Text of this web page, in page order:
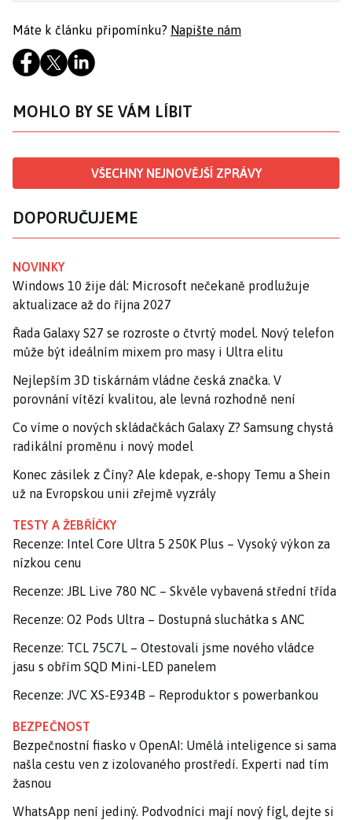
Máte k článku připomínku? Napište nám
MOHLO BY SE VÁM LÍBIT
VŠECHNY NEJNOVĚJŠÍ ZPRÁVY
DOPORUČUJEME
NOVINKY
Windows 10 žije dál: Microsoft nečekaně prodlužuje
aktualizace až do října 2027
Řada Galaxy S27 se rozroste o čtvrtý model. Nový telefon
může být ideálním mixem pro masy i Ultra elitu
Nejlepším 3D tiskárnám vládne česká značka. V
porovnání vítězí kvalitou, ale levná rozhodně není
Co víme o nových skládačkách Galaxy Z? Samsung chystá
radikální proměnu i nový model
Konec zásilek z Číny? Ale kdepak, e-shopy Temu a Shein
už na Evropskou unii zřejmě vyzrály
TESTY A ŽEBŘÍČKY
Recenze: Intel Core Ultra 5 250K Plus – Vysoký výkon za
nízkou cenu
Recenze: JBL Live 780 NC – Skvěle vybavená střední třída
Recenze: O2 Pods Ultra – Dostupná sluchátka s ANC
Recenze: TCL 75C7L – Otestovali jsme nového vládce
jasu s obřím SQD Mini-LED panelem
Recenze: JVC XS-E934B – Reproduktor s powerbankou
BEZPEČNOST
Bezpečnostní fiasko v OpenAI: Umělá inteligence si sama
našla cestu ven z izolovaného prostředí. Experti nad tím
žasnou
WhatsApp není jediný. Podvodníci mají nový fígl, dejte si